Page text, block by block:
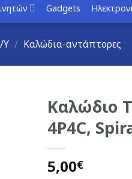
Gadgets
Y / Καλώδια-αντάπτορες
Καλώδιο
4P4C,
5,00€